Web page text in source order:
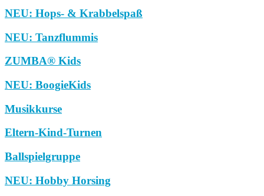
NEU: Hops- & Krabbelspaß
NEU: Tanzflummis
ZUMBA® Kids
NEU: BoogieKids
Musikkurse
Eltern-Kind-Turnen
Ballspielgruppe
NEU: Hobby Horsing